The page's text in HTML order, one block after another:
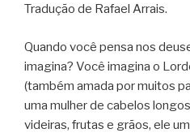
Tradução de Rafael Arrais.
Quando você pensa nos
imagina? Você imagina o
(também amada por muitos
uma mulher de cabelos
videiras, frutas e grãos, ele